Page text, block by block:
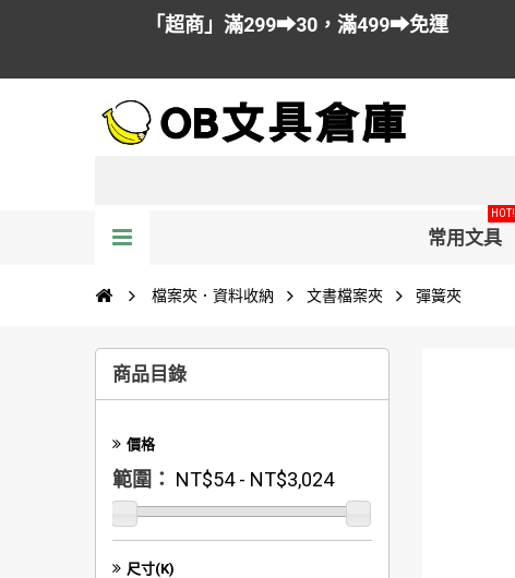
「超商」滿299➡30，滿499➡免運
常用文具
HOT!
檔案夾．資料收納 文書檔案夾 彈簧夾
商品目錄
價格
範圍： NT$54 - NT$3,024
尺寸(K)